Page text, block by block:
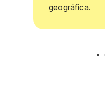
geográfica.